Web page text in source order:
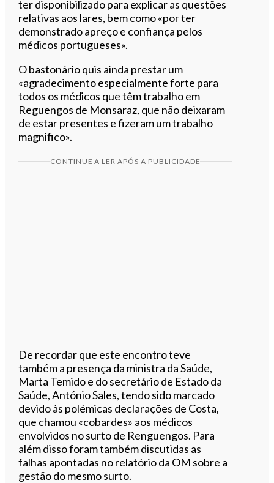
ter disponibilizado para explicar as questões
relativas aos lares, bem como «por ter
demonstrado apreço e confiança pelos
médicos portugueses».
O bastonário quis ainda prestar um
«agradecimento especialmente forte para
todos os médicos que têm trabalho em
Reguengos de Monsaraz, que não deixaram
de estar presentes e fizeram um trabalho
magnifico».
CONTINUE A LER APÓS A PUBLICIDADE
De recordar que este encontro teve
também a presença da ministra da Saúde,
Marta Temido e do secretário de Estado da
Saúde, António Sales, tendo sido marcado
devido às polémicas declarações de Costa,
que chamou «cobardes» aos médicos
envolvidos no surto de Renguengos. Para
além disso foram também discutidas as
falhas apontadas no relatório da OM sobre a
gestão do mesmo surto.